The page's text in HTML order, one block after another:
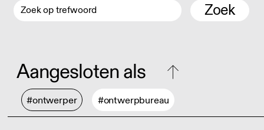
Zoek
Aangesloten als
#ontwerper #ontwerpbureau